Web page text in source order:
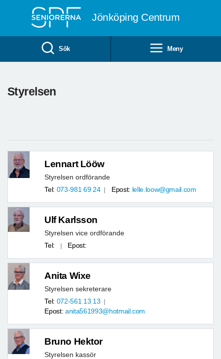
Jönköping Centrum
Sök Meny
Styrelsen
Lennart Lööw
Styrelsen ordförande
Tel: 073-981 69 24 Epost: lelle.loow@gmail.com
Ulf Karlsson
Styrelsen vice ordförande
Tel: Epost:
Anita Wixe
Styrelsen sekreterare
Tel: 072-561 13 13
Epost: anita561993@hotmail.com
Bruno Hektor
Styrelsen kassör